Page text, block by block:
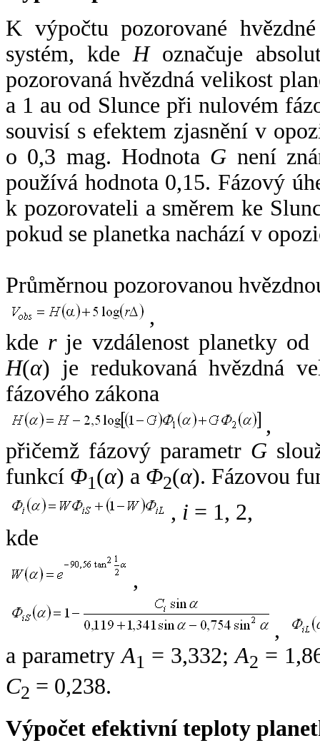
K výpočtu pozorované
systém, kde Hoznačuje
pozorovaná hvězdná velikost
a 1 au od Slunce při nulovém
souvisí s efektem zjasnění v
o 0,3 mag. Hodnota G není
používá hodnota 0,15. Fázový
k pozorovateli a směrem ke
pokud se planetka nachází v
Průměrnou pozorovanou
,
kde rje vzdálenost planetky od
H(α) je redukovaná hvězdná
fázového zákona
,
přičemž fázový parametr G
funkcí Φ1(α) a Φ2(α). Fázovou
, i = 1, 2,
kde
,
,
a parametryA1 = 3,332;A2 =
C2 = 0,238.
Výpočet efektivní teploty